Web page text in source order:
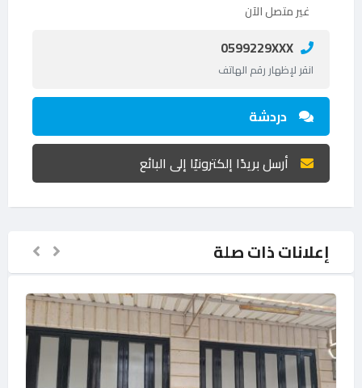
غير متصل الآن
0599229XXX
انقر لإظهار رقم الهاتف
دردشة
أرسل بريدًا إلكترونيًا إلى البائع
إعلانات ذات صلة